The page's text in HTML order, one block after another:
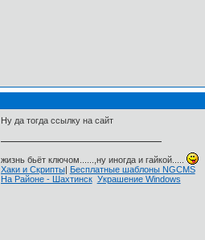
Ну да тогда ссылку на сайт
жизнь бьёт ключом......,ну иногда и гайкой.....
Хаки и Скрипты|
Бесплатные шаблоны NGCMS
На Районе - Шахтинск Украшение Windows